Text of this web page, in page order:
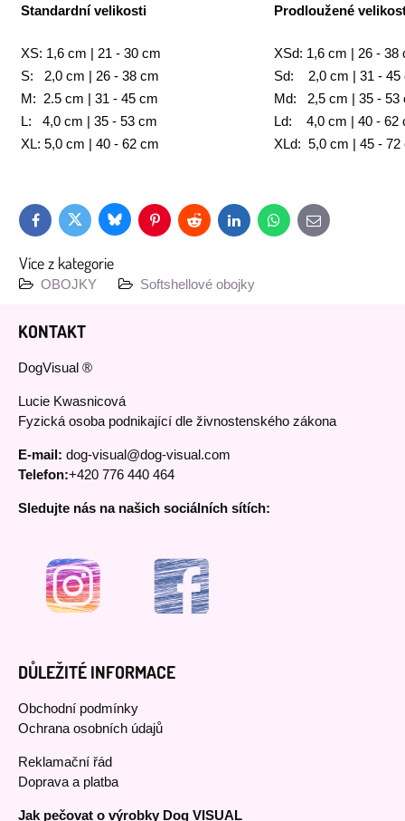
Standardní velikosti
Prodloužené
XS: 1,6 cm | 21 - 30 cm
XSd: 1,6 cm | 26 - 38
S: 2,0 cm | 26 - 38 cm
Sd: 2,0 cm | 31 - 45
M: 2.5 cm | 31 - 45 cm
Md: 2,5 cm | 35 - 53
L: 4,0 cm | 35 - 53 cm
Ld: 4,0 cm | 40 - 62
XL: 5,0 cm | 40 - 62 cm
XLd: 5,0 cm | 45 - 72
FacebookTwitter BlueskyPinterestReddit LinkedInWhatsApp
E-
mail
Více z kategorie
OBOJKY Softshellové obojky
KONTAKT
DogVisual ®
Lucie Kwasnicová
Fyzická osoba podnikající dle živnostenského zákona
E-mail: dog-visual@dog-visual.com
Telefon:+420 776 440 464
Sledujte nás na našich sociálních sítích:
DŮLEŽITÉ INFORMACE
Obchodní podmínky
Ochrana osobních údajů
Reklamační řád
Doprava a platba
Jak pečovat o výrobky Dog VISUAL